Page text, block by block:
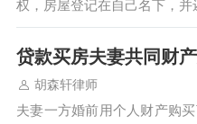
权，房屋登记在自己名下，
贷款买房夫妻共同财
胡森轩律师
夫妻一方婚前用个人财产购